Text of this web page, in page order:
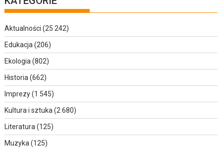
Aktualności (25 242)
Edukacja (206)
Ekologia (802)
Historia (662)
Imprezy(1 545)
Kultura i sztuka (2 680)
Literatura (125)
Muzyka (125)